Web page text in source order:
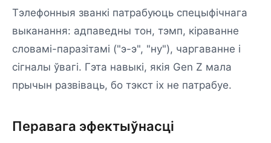
Тэлефонныя званкі патрабуюць спецыфічнага
выканання: адпаведны тон, тэмп, кіраванне
словамі-паразітамі ("э-э", "ну"), чаргаванне і
сігналы ўвагі. Гэта навыкі, якія Gen Z мала
прычын развіваць, бо тэкст іх не патрабуе.
Перавага эфектыўнасці